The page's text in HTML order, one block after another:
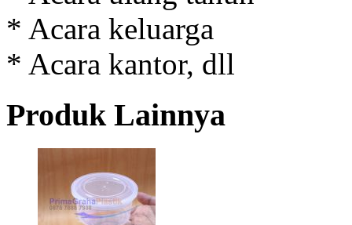
* Acara keluarga
* Acara kantor, dll
Produk Lainnya